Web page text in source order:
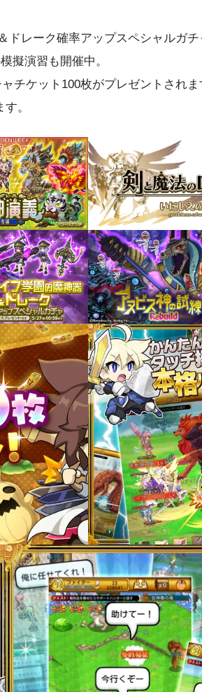
ドレーク確率アップスペシャルガ
擬演習も開催中。
チケット100枚がプレゼントされま
。